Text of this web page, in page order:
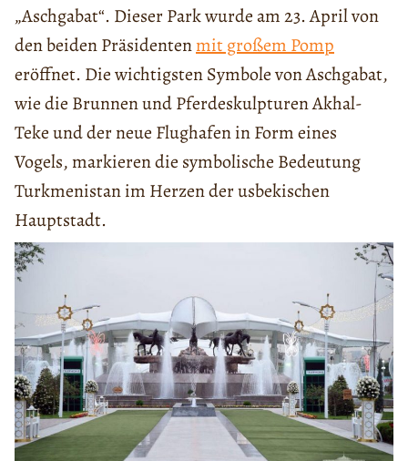
„Aschgabat“. Dieser Park wurde am 23. April von
den beiden Präsidentenmit großem Pomp
eröffnet. Die wichtigsten Symbole von Aschgabat,
wie die Brunnen und Pferdeskulpturen Akhal-
Teke und der neue Flughafen in Form eines
Vogels, markieren die symbolische Bedeutung
Turkmenistan im Herzen der usbekischen
Hauptstadt.